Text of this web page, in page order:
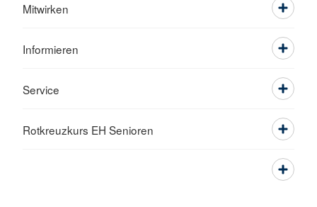
Mitwirken
Informieren
Service
Rotkreuzkurs EH Senioren